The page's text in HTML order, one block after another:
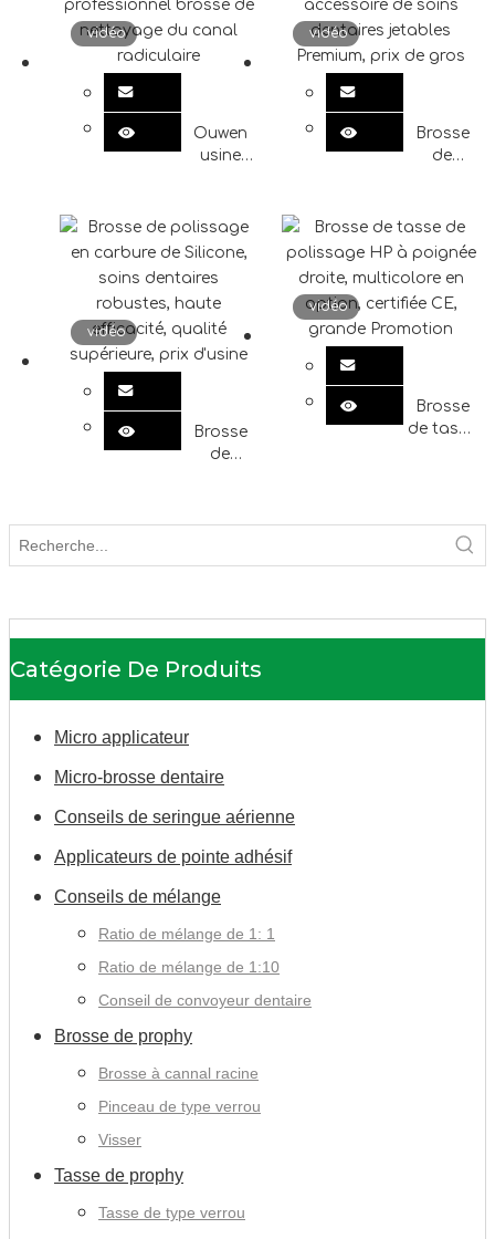
vidéo
Ouwen
usine
chaude
traitement
professionnel
brosse
de
nettoyage
du canal
vidéo
Brosse
de
poignée
droite
HP,
accessoire
de soins
dentaires
prix de
gros
vidéo
Brosse
de
carbure
Silicone,
efficacité,
qualité
vidéo
Brosse
de tasse
droite,
multicolore
Catégorie De Produits
Micro applicateur
Micro-brosse dentaire
Conseils de seringue aérienne
Applicateurs de pointe adhésif
Conseils de mélange
Ratio de mélange de 1: 1
Ratio de mélange de 1:10
Conseil de convoyeur dentaire
Brosse de prophy
Brosse à cannal racine
Pinceau de type verrou
Visser
Tasse de prophy
Tasse de type verrou